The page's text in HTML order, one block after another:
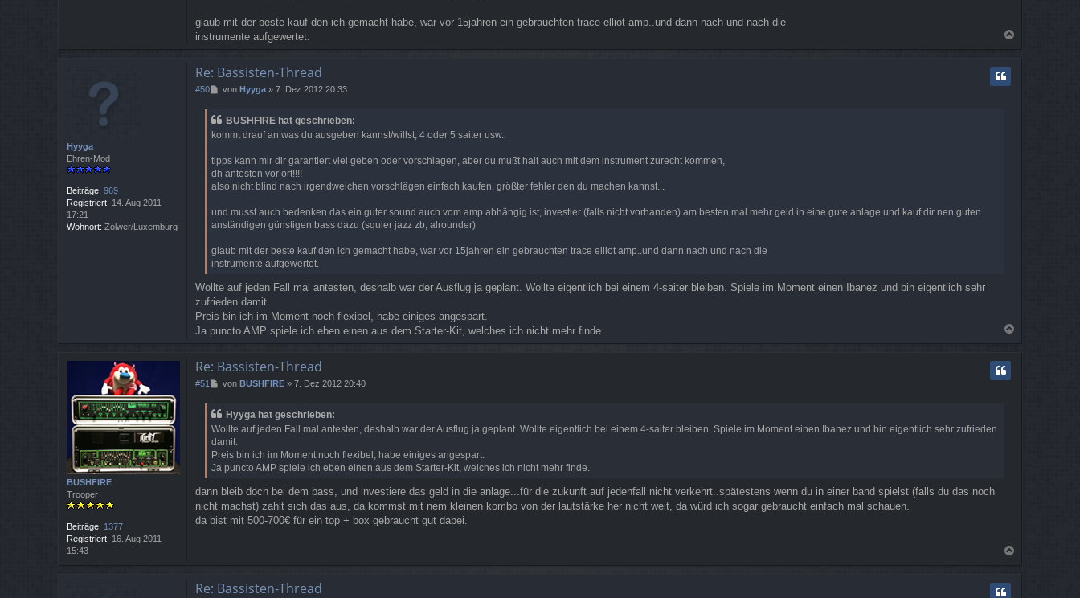
glaub mit der beste kauf den ich gemacht habe, war vor 15jahren ein gebrauchten trace elliot amp..und dann nach und nach die
instrumente aufgewertet.
Hyyga
Ehren-Mod
Beiträge: 969
Registriert: 14. Aug 2011
17:21
Wohnort: Zolwer/Luxemburg
Re: Bassisten-Thread
#50
B
t
r
g
von Hyyga» 7. Dez 2012 20:33
BUSHFIRE hat geschrieben:
kommt drauf an was du ausgeben kannst/willst, 4 oder 5 saiter usw..
tipps kann mir dir garantiert viel geben oder vorschlagen, aber du mußt halt auch mit dem instrument zurecht kommen,
dh antesten vor ort!!!!
also nicht blind nach irgendwelchen vorschlägen einfach kaufen, größter fehler den du machen kannst...
und musst auch bedenken das ein guter sound auch vom amp abhängig ist, investier (falls nicht vorhanden) am besten mal mehr geld in eine gute anlage und kauf dir nen guten
anständigen günstigen bass dazu (squier jazz zb, alrounder)
glaub mit der beste kauf den ich gemacht habe, war vor 15jahren ein gebrauchten trace elliot amp..und dann nach und nach die
instrumente aufgewertet.
Wollte auf jeden Fall mal antesten, deshalb war der Ausflug ja geplant. Wollte eigentlich bei einem 4-saiter bleiben. Spiele im Moment einen Ibanez und bin eigentlich sehr
zufrieden damit.
Preis bin ich im Moment noch flexibel, habe einiges angespart.
Ja puncto AMP spiele ich eben einen aus dem Starter-Kit, welches ich nicht mehr finde.
a
BUSHFIRE
Trooper
Beiträge: 1377
Registriert: 16. Aug 2011
15:43
Re: Bassisten-Thread
#51
B
i
t
r
a
g
von BUSHFIRE» 7. Dez 2012 20:40
Hyyga hat geschrieben:
Wollte auf jeden Fall mal antesten, deshalb war der Ausflug ja geplant. Wollte eigentlich bei einem 4-saiter bleiben. Spiele im Moment einen Ibanez und bin eigentlich sehr zufrieden
damit.
Preis bin ich im Moment noch flexibel, habe einiges angespart.
Ja puncto AMP spiele ich eben einen aus dem Starter-Kit, welches ich nicht mehr finde.
dann bleib doch bei dem bass, und investiere das geld in die anlage...für die zukunft auf jedenfall nicht verkehrt..spätestens wenn du in einer band spielst (falls du das noch
nicht machst) zahlt sich das aus, da kommst mit nem kleinen kombo von der lautstärke her nicht weit, da würd ich sogar gebraucht einfach mal schauen.
da bist mit 500-700€ für ein top + box gebraucht gut dabei.
Re: Bassisten-Thread